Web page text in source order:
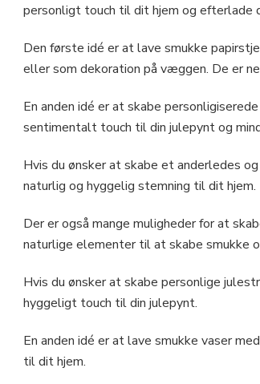
personligt touch til dit hjem og efterlade
Den første idé er at lave smukke
eller som dekoration på væggen. De er
En anden idé er at skabe
sentimentalt touch til din julepynt og
Hvis du ønsker at skabe et anderledes
naturlig og hyggelig stemning til dit hjem.
Der er også mange muligheder for at
naturlige elementer til at skabe smukke
Hvis du ønsker at skabe personlige
hyggeligt touch til din julepynt.
En anden idé er at lave smukke vaser
til dit hjem.